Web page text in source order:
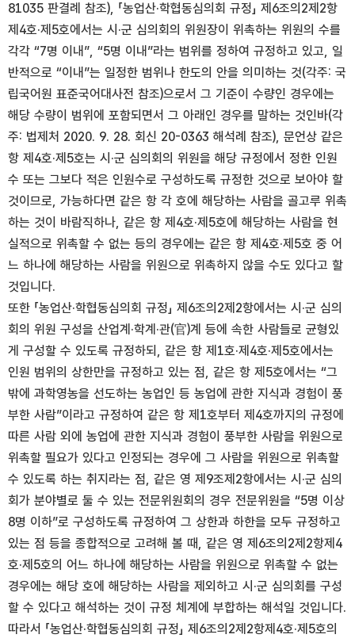
81035 판결례 참조), 「농업산·학협동심의회 규정」 제6조의2제2항
제4호·제5호에서는 시·군 심의회의 위원장이 위촉하는 위원의 수를
각각 “7명 이내”, “5명 이내”라는 범위를 정하여 규정하고 있고, 일
반적으로 “이내”는 일정한 범위나 한도의 안을 의미하는 것(각주: 국
립국어원 표준국어대사전 참조)으로서 그 기준이 수량인 경우에는
해당 수량이 범위에 포함되면서 그 아래인 경우를 말하는 것인바(각
주: 법제처 2020. 9. 28. 회신 20-0363 해석례 참조), 문언상 같은
항 제4호·제5호는 시·군 심의회의 위원을 해당 규정에서 정한 인원
수 또는 그보다 적은 인원수로 구성하도록 규정한 것으로 보아야 할
것이므로, 가능하다면 같은 항 각 호에 해당하는 사람을 골고루 위촉
하는 것이 바람직하나, 같은 항 제4호·제5호에 해당하는 사람을 현
실적으로 위촉할 수 없는 등의 경우에는 같은 항 제4호·제5호 중 어
느 하나에 해당하는 사람을 위원으로 위촉하지 않을 수도 있다고 할
것입니다.
또한 「농업산·학협동심의회 규정」 제6조의2제2항에서는 시·군 심의
회의 위원 구성을 산업계·학계·관(官)계 등에 속한 사람들로 균형있
게 구성할 수 있도록 규정하되, 같은 항 제1호·제4호·제5호에서는
인원 범위의 상한만을 규정하고 있는 점, 같은 항 제5호에서는 “그
밖에 과학영농을 선도하는 농업인 등 농업에 관한 지식과 경험이 풍
부한 사람”이라고 규정하여 같은 항 제1호부터 제4호까지의 규정에
따른 사람 외에 농업에 관한 지식과 경험이 풍부한 사람을 위원으로
위촉할 필요가 있다고 인정되는 경우에 그 사람을 위원으로 위촉할
수 있도록 하는 취지라는 점, 같은 영 제9조제2항에서는 시·군 심의
회가 분야별로 둘 수 있는 전문위원회의 경우 전문위원을 “5명 이상
8명 이하”로 구성하도록 규정하여 그 상한과 하한을 모두 규정하고
있는 점 등을 종합적으로 고려해 볼 때, 같은 영 제6조의2제2항제4
호·제5호의 어느 하나에 해당하는 사람을 위원으로 위촉할 수 없는
경우에는 해당 호에 해당하는 사람을 제외하고 시·군 심의회를 구성
할 수 있다고 해석하는 것이 규정 체계에 부합하는 해석일 것입니다.
따라서 「농업산·학협동심의회 규정」 제6조의2제2항제4호·제5호의